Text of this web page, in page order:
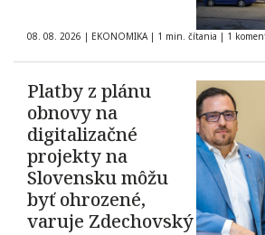
08. 08. 2026 | EKONOMIKA | 1 min. čítania | 1
Platby z plánu
obnovy na
digitalizačné
projekty na
Slovensku môžu
byť ohrozené,
varuje Zdechovský